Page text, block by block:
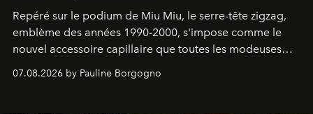
Repéré sur le podium de Miu Miu, le serre-tête zigzag,
emblème des années 1990-2000, s'impose comme le
nouvel accessoire capillaire que toutes les modeuses
07.08.2026 by Pauline Borgogno